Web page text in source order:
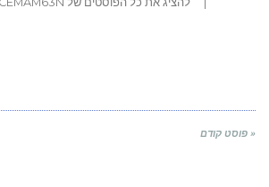
« פוסט קודם